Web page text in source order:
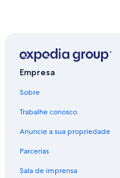
Empresa
Sobre
Trabalhe conosco
Anuncie a sua propriedade
Parcerias
Sala de imprensa